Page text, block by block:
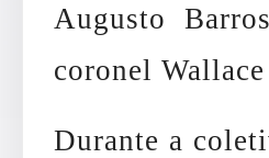
Augusto
coronel
Durante a